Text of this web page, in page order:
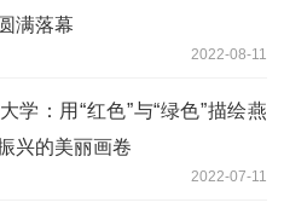
满落幕
2022-08-11
学：用“红色”与“绿色”描绘燕
兴的美丽画卷
2022-07-11